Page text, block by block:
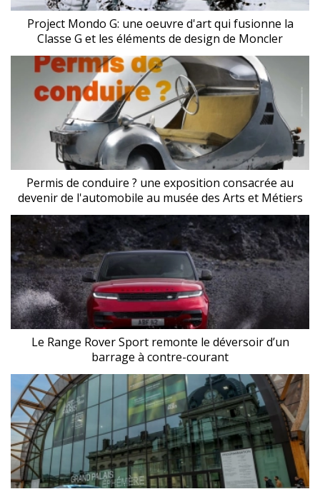
Project Mondo G: une oeuvre d'art qui fusionne la
Classe G et les éléments de design de Moncler
Permis de conduire ? une exposition consacrée au
devenir de l'automobile au musée des Arts et Métiers
Le Range Rover Sport remonte le déversoir d’un
barrage à contre-courant